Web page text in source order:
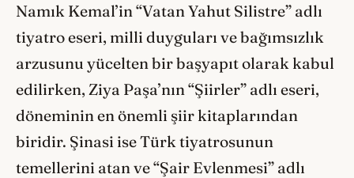
Namık Kemal’in “Vatan Yahut Silistre” adlı
tiyatro eseri, milli duyguları ve bağımsızlık
arzusunu yücelten bir başyapıt olarak kabul
edilirken, Ziya Paşa’nın “Şiirler” adlı eseri,
döneminin en önemli şiir kitaplarından
biridir. Şinasi ise Türk tiyatrosunun
temellerini atan ve “Şair Evlenmesi” adlı